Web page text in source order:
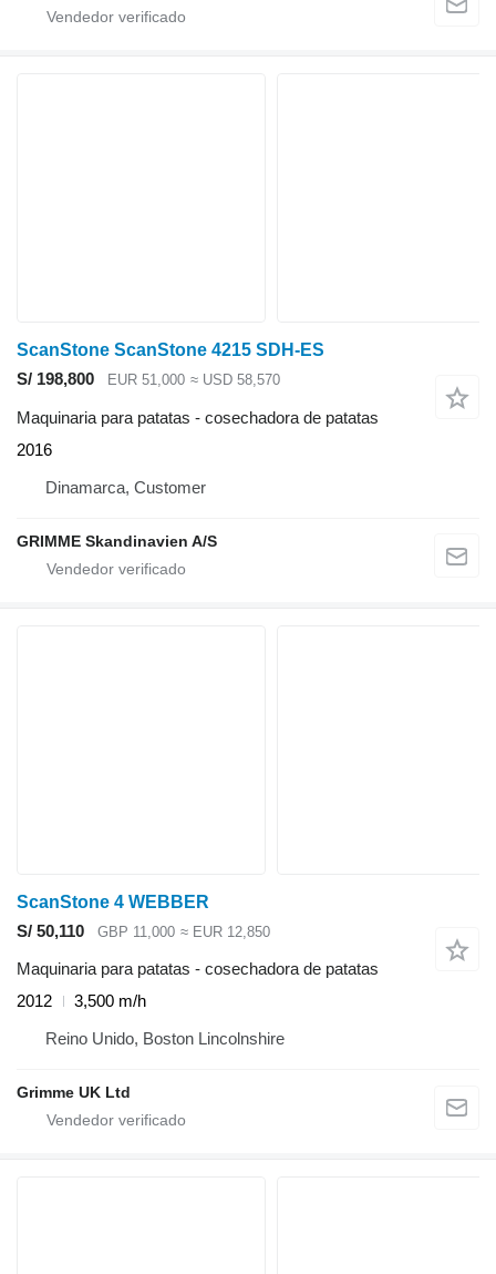
ScanStone ScanStone 4215 SDH-ES
S/ 198,800
EUR 51,000 ≈ USD 58,570
Maquinaria para patatas - cosechadora de patatas
2016
Dinamarca, Customer
GRIMME Skandinavien A/S
ScanStone 4 WEBBER
S/ 50,110
GBP 11,000 ≈ EUR 12,850
Maquinaria para patatas - cosechadora de patatas
2012
3,500 m/h
Reino Unido, Boston Lincolnshire
Grimme UK Ltd